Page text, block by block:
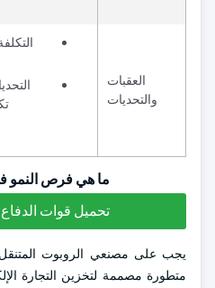
العقبات
والتحديات
ما هي فرص النمو
تحميل قوات
متطورة مصممة لتخزين التجارة